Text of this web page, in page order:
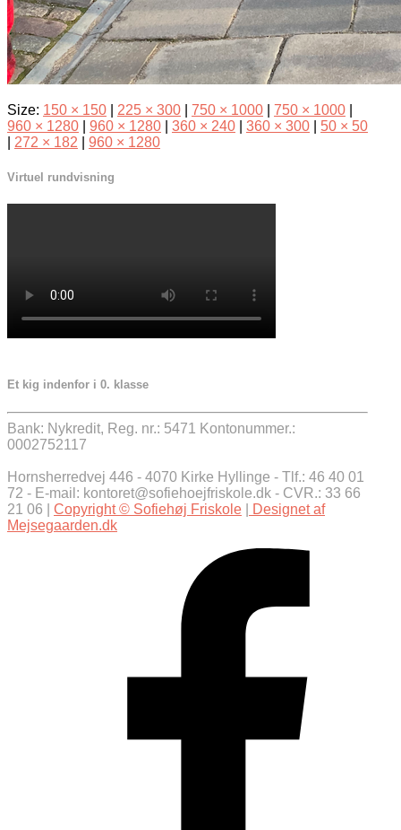
Size: 150 × 150 225 × 300 750 × 1000 750 × 1000
960 × 1280
960 × 1280 360 × 240 360 × 300
50 × 50
272 × 182 960 × 1280
Virtuel rundvisning
Et kig indenfor i 0. klasse
Bank: Nykredit, Reg. nr.: 5471 Kontonummer.:
0002752117
Hornsherredvej 446 - 4070 Kirke Hyllinge - Tlf.: 46 40 01
72 - E-mail: kontoret@sofiehoejfriskole.dk - CVR.: 33 66
21 06 | Copyright © Sofiehøj Friskole
Designet af
Mejsegaarden.dk